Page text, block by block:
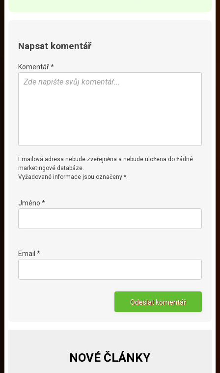
Napsat komentář
Komentář *
Emailová adresa nebude zveřejněna a nebude uložena do žádné
marketingové databáze.
Vyžadované informace jsou označeny *.
Jméno *
Email *
NOVÉ ČLÁNKY